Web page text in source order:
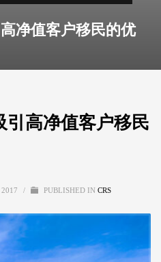
净值客户移民的优
引高净值客户移民
/ PUBLISHED IN CRS